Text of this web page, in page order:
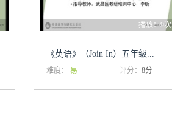
播放：9次
《英语》（Join In）五年级...
难度： 易 评分： 8分